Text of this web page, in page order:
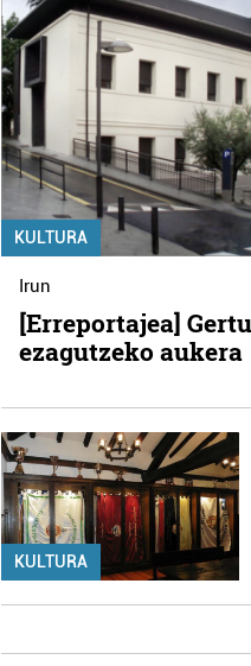
KULTURA
Irun
[Erreportajea]
ezagutzeko aukera
KULTURA